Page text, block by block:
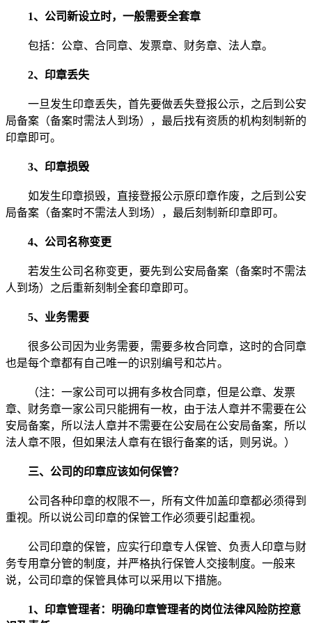
1、公司新设立时，一般需要全套章
包括：公章、合同章、发票章、财务章、法人章。
2、印章丢失
一旦发生印章丢失，首先要做丢失登报公示，之后到公安
局备案（备案时需法人到场），最后找有资质的机构刻制新的
印章即可。
3、印章损毁
如发生印章损毁，直接登报公示原印章作废，之后到公安
局备案（备案时不需法人到场），最后刻制新印章即可。
4、公司名称变更
若发生公司名称变更，要先到公安局备案（备案时不需法
人到场）之后重新刻制全套印章即可。
5、业务需要
很多公司因为业务需要，需要多枚合同章，这时的合同章
也是每个章都有自己唯一的识别编号和芯片。
（注：一家公司可以拥有多枚合同章，但是公章、发票
章、财务章一家公司只能拥有一枚，由于法人章并不需要在公
安局备案，所以法人章并不需要在公安局在公安局备案，所以
法人章不限，但如果法人章有在银行备案的话，则另说。）
三、公司的印章应该如何保管？
公司各种印章的权限不一，所有文件加盖印章都必须得到
重视。所以说公司印章的保管工作必须要引起重视。
公司印章的保管，应实行印章专人保管、负责人印章与财
务专用章分管的制度，并严格执行保管人交接制度。一般来
说，公司印章的保管具体可以采用以下措施。
1、印章管理者：明确印章管理者的岗位法律风险防控意